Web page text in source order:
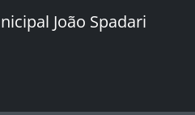
João Spadari